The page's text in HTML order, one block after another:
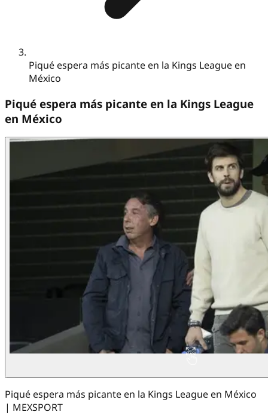
Piqué espera más picante en la Kings League en
México
Piqué espera más picante en la Kings League
en México
Piqué espera más picante en la Kings League en México
| MEXSPORT